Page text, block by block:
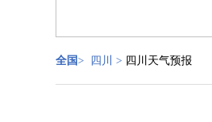
全国> 四川 > 四川天气预报